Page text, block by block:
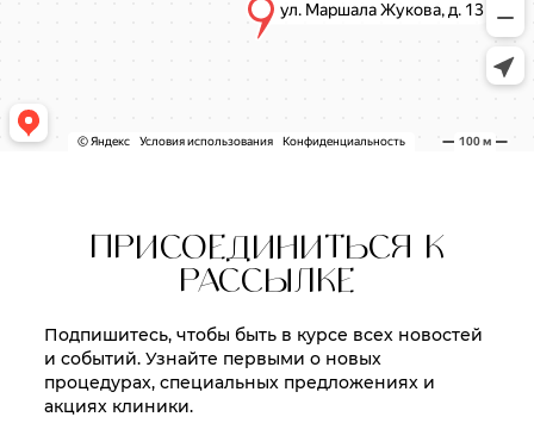
ПРИСОЕДИНИТЬСЯ К
РАССЫЛКЕ
Подпишитесь, чтобы быть в курсе всех новостей
и событий. Узнайте первыми о новых
процедурах, специальных предложениях и
акциях клиники.